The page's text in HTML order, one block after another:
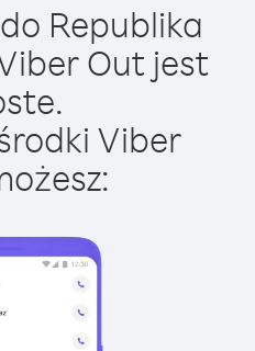
Republika
Out jest
Viber